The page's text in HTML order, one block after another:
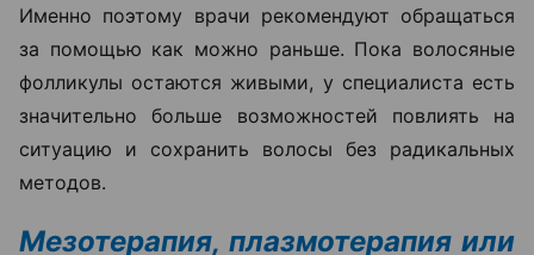
Именно поэтому врачи рекомендуют обращаться
за помощью как можно раньше. Пока волосяные
фолликулы остаются живыми, у специалиста есть
значительно больше возможностей повлиять на
ситуацию и сохранить волосы без радикальных
методов.
Мезотерапия, плазмотерапия или